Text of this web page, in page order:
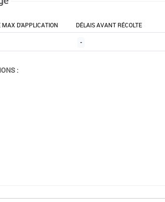
MAX D'APPLICATION DÉLAIS AVANT RÉCOLTE
-
: